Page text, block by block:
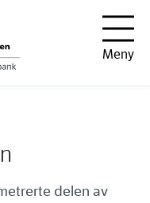
Meny
delen av